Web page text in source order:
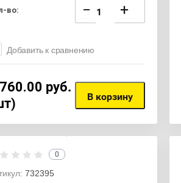
во: − +
Добавить к сравнению
руб.
В корзину
0
732395